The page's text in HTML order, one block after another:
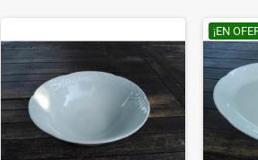
¡EN